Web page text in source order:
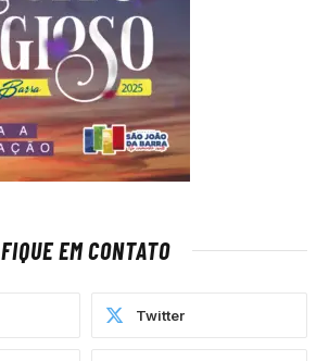
FIQUE EM CONTATO
Twitter